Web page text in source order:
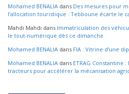
Mohamed BENALIA dans Des mesures pour
l’allocation touristique : Tebboune écarte le
Mahdi Mahdi dans Immatriculation des
le tout-numérique dès ce dimanche
Mohamed BENALIA dans FIA : Vitrine d’une
Mohamed BENALIA dans ETRAG Constantine
tracteurs pour accélérer la mécanisation